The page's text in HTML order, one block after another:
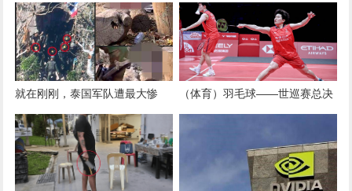
量带火天地在线，翻倍涨势能否
撑过业绩寒冬？
售”“禁售”，实际济南地址可正常
下单，有网店客服称可能是有误
会，厂家回应
就在刚刚，泰国军队遭最大惨
败：柬埔寨敢死队手持56冲，光
脚冲锋
（体育）羽毛球——世巡赛总决